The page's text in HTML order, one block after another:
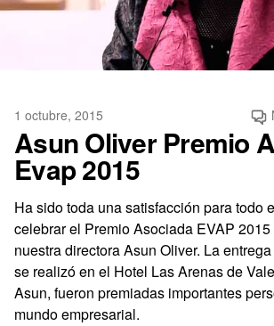
1 octubre, 2015
Asun Oliver Premio
Evap 2015
Ha sido toda una satisfacción para todo
celebrar el Premio Asociada EVAP
nuestra directora Asun Oliver. La
se realizó en el Hotel Las Arenas de
Asun, fueron premiadas importantes
mundo empresarial.